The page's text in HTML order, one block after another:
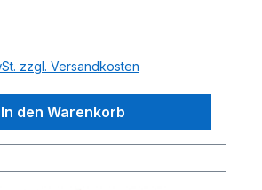
zzgl. Versandkosten
In den Warenkorb